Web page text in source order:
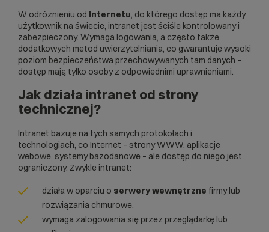
W odróżnieniu od Internetu, do którego dostęp ma każdy
użytkownik na świecie, intranet jest ściśle kontrolowany i
zabezpieczony. Wymaga logowania, a często także
dodatkowych metod uwierzytelniania, co gwarantuje wysoki
poziom bezpieczeństwa przechowywanych tam danych –
dostęp mają tylko osoby z odpowiednimi uprawnieniami.
Jak działa intranet od strony
technicznej?
Intranet bazuje na tych samych protokołach i
technologiach, co Internet – strony WWW, aplikacje
webowe, systemy bazodanowe – ale dostęp do niego jest
ograniczony. Zwykle intranet:
działa w oparciu o serwery wewnętrzne firmy lub
rozwiązania chmurowe,
wymaga zalogowania się przez przeglądarkę lub